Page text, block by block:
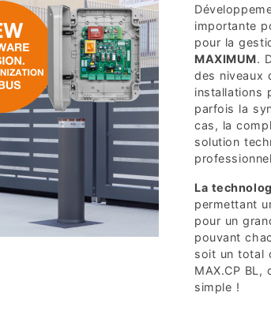
importante
pour la
MAXIMUM.
des niveaux
installations
parfois la
cas, la
solution
La
permettant
pour un
pouvant
soit un total
MAX.CP BL,
simple !